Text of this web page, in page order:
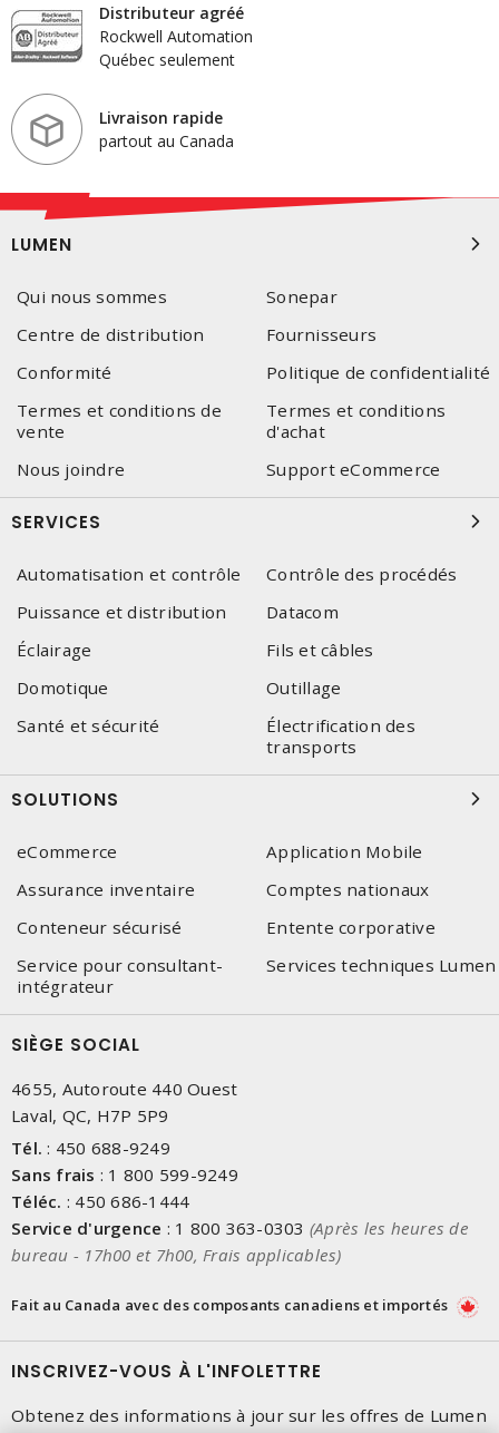
Distributeur agréé
Rockwell Automation
Québec seulement
Livraison rapide
partout au Canada
LUMEN
Qui nous sommes
Sonepar
Centre de distribution
Fournisseurs
Conformité
Politique de confidentialité
Termes et conditions de
vente
Termes et conditions
d'achat
Nous joindre
Support eCommerce
SERVICES
Automatisation et contrôle
Contrôle des procédés
Puissance et distribution
Datacom
Éclairage
Fils et câbles
Domotique
Outillage
Santé et sécurité
Électrification des
transports
SOLUTIONS
eCommerce
Application Mobile
Assurance inventaire
Comptes nationaux
Conteneur sécurisé
Entente corporative
Service pour consultant-
intégrateur
Services techniques Lumen
SIÈGE SOCIAL
4655, Autoroute 440 Ouest
Laval, QC, H7P 5P9
Tél. : 450 688-9249
Sans frais : 1 800 599-9249
Téléc. : 450 686-1444
Service d'urgence : 1 800 363-0303 (Après les heures de
bureau - 17h00 et 7h00, Frais applicables)
Fait au Canada avec des composants canadiens et importés
INSCRIVEZ-VOUS À L'INFOLETTRE
Obtenez des informations à jour sur les offres de Lumen